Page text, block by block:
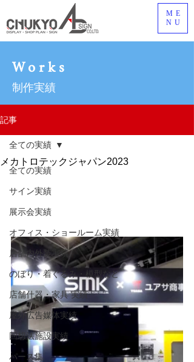
ME
NU
制作実績
Works
記事
全ての実績
サイン実績
展示会実績
オフィス・ショールーム実績
店舗内外装実績
のぼり・着ぐるみ・模型など
店舗什器・家具 実績
屋外広告媒体実績
回想法施設実績
パース集
全ての実績
メカトロテックジャパン2023